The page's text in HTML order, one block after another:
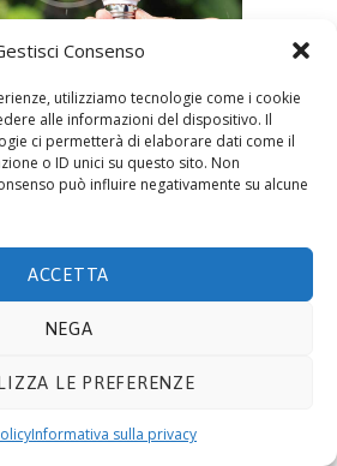
Consenso
utilizziamo tecnologie come i cookie
alle informazioni del dispositivo. Il
ci permetterà di elaborare dati come il
o ID unici su questo sito. Non
può influire negativamente su alcune
ACCETTA
NEGA
LE PREFERENZE
Informativa sulla privacy
14 Settembre 2015 0 0
...
MIETTO SRL -
. Tutti i diritti riservati.